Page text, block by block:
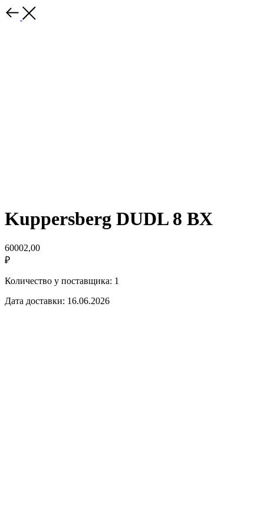
Kuppersberg DUDL 8 BX
60002,00
₽
Количество у поставщика: 1
Дата доставки: 16.06.2026